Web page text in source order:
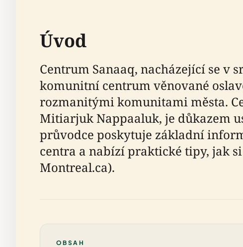
Úvod
Centrum Sanaaq, nacházející se
komunitní centrum věnované
rozmanitými komunitami města.
Mitiarjuk Nappaaluk, je důkazem
průvodce poskytuje základní
centra a nabízí praktické tipy, jak
Montreal.ca).
OBSAH